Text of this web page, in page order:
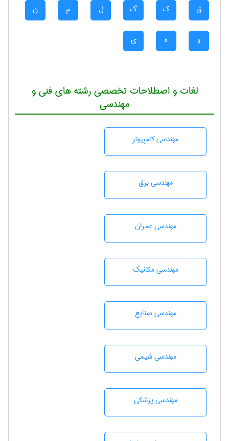
ق ک گ ل م ن
و ه ی
لغات و اصطلاحات تخصصی رشته های فنی و
مهندسی
مهندسی كامپيوتر
مهندسی برق
مهندسی عمران
مهندسی مکانیک
مهندسی صنايع
مهندسي شيمی
مهندسی پزشکی